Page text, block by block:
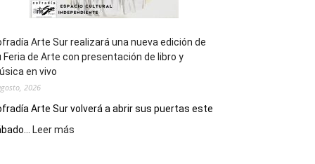
Arte Sur realizará una nueva edición de
Feria de Arte con presentación de libro y
en vivo
2026
Arte Sur volverá a abrir sus puertas este
Leer más